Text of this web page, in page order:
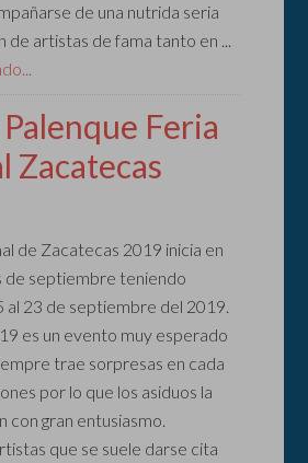
de una nutrida seria
de artistas de fama tanto en ...
Feria
Zacatecas
de Zacatecas 2019 inicia en
de septiembre teniendo
al 23 de septiembre del 2019.
es un evento muy esperado
trae sorpresas en cada
por lo que los asiduos la
con gran entusiasmo.
que se suele darse cita